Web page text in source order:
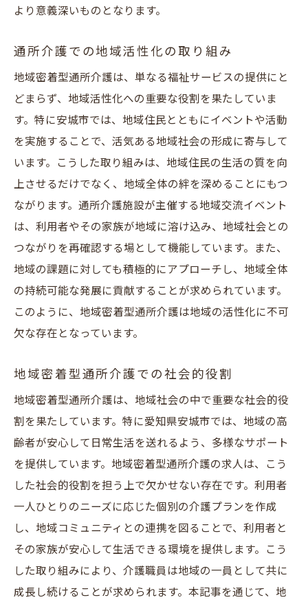
より意義深いものとなります。
通所介護での地域活性化の取り組み
地域密着型通所介護は、単なる福祉サービスの提供にと
どまらず、地域活性化への重要な役割を果たしていま
す。特に安城市では、地域住民とともにイベントや活動
を実施することで、活気ある地域社会の形成に寄与して
います。こうした取り組みは、地域住民の生活の質を向
上させるだけでなく、地域全体の絆を深めることにもつ
ながります。通所介護施設が主催する地域交流イベント
は、利用者やその家族が地域に溶け込み、地域社会との
つながりを再確認する場として機能しています。また、
地域の課題に対しても積極的にアプローチし、地域全体
の持続可能な発展に貢献することが求められています。
このように、地域密着型通所介護は地域の活性化に不可
欠な存在となっています。
地域密着型通所介護での社会的役割
地域密着型通所介護は、地域社会の中で重要な社会的役
割を果たしています。特に愛知県安城市では、地域の高
齢者が安心して日常生活を送れるよう、多様なサポート
を提供しています。地域密着型通所介護の求人は、こう
した社会的役割を担う上で欠かせない存在です。利用者
一人ひとりのニーズに応じた個別の介護プランを作成
し、地域コミュニティとの連携を図ることで、利用者と
その家族が安心して生活できる環境を提供します。こう
した取り組みにより、介護職員は地域の一員として共に
成長し続けることが求められます。本記事を通じて、地